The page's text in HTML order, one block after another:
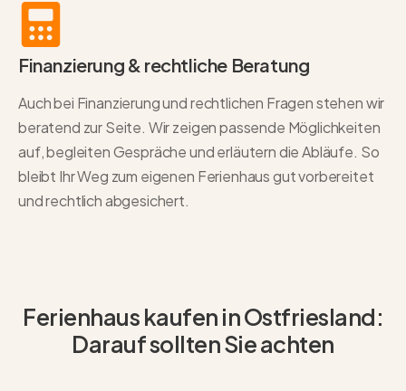
Finanzierung & rechtliche Beratung
Auch bei Finanzierung und rechtlichen Fragen stehen wir
beratend zur Seite. Wir zeigen passende Möglichkeiten
auf, begleiten Gespräche und erläutern die Abläufe. So
bleibt Ihr Weg zum eigenen Ferienhaus gut vorbereitet
und rechtlich abgesichert.
Ferienhaus kaufen in Ostfriesland:
Darauf sollten Sie achten